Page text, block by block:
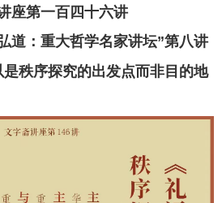
座第一百四十六讲
道：重大哲学名家讲坛”第八讲
是秩序探究的出发点而非目的地